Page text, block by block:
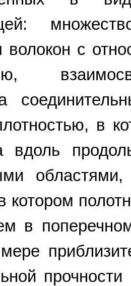
волокон с
в
вдоль
котором
в